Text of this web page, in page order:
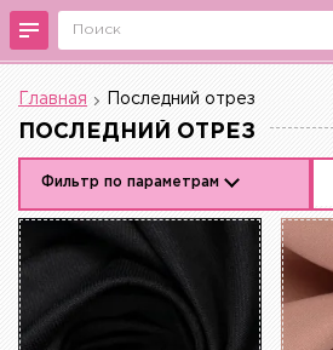
Главная Последний отрез
ПОСЛЕДНИЙ ОТРЕЗ
Фильтр по параметрам